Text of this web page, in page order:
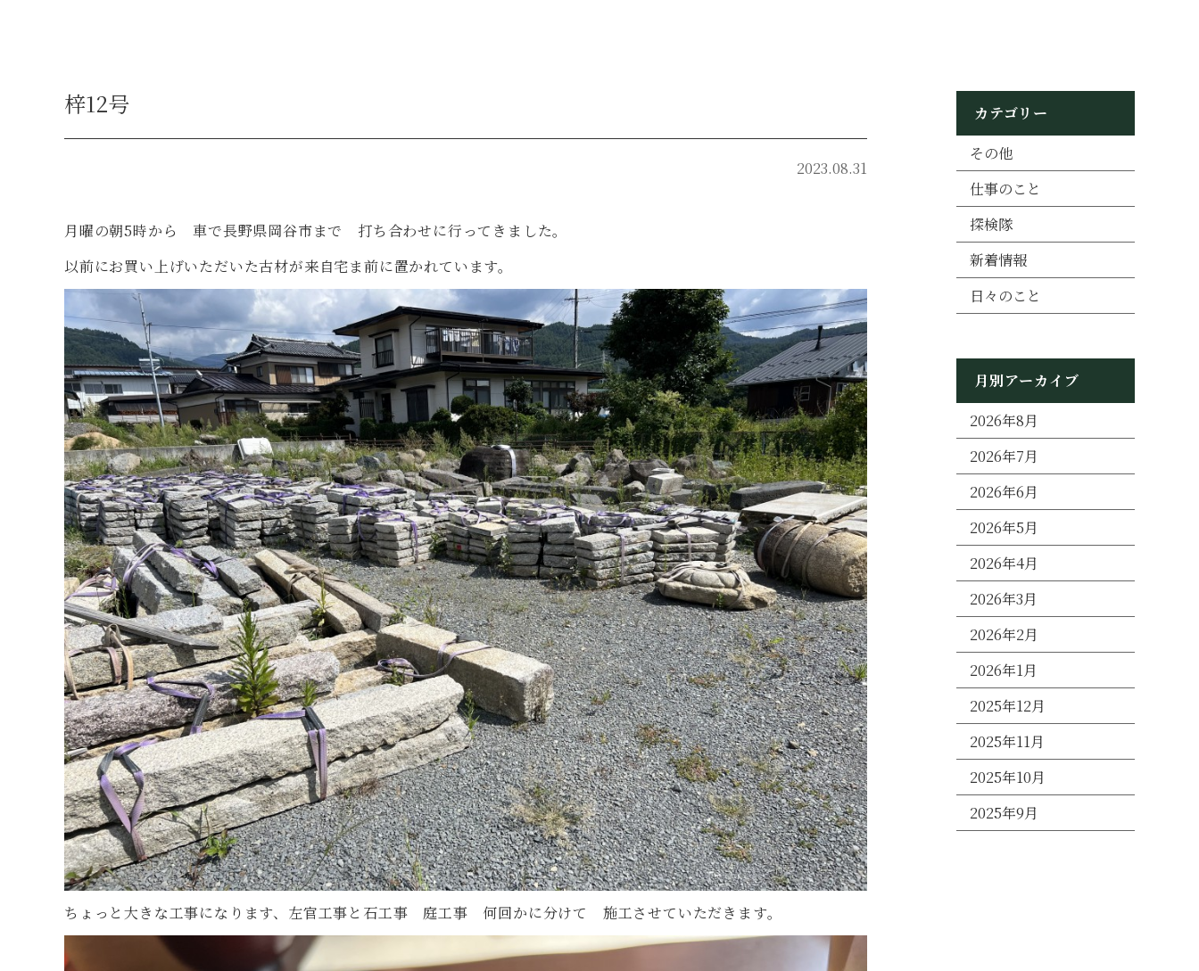
梓12号
2023.08.31
月曜の朝5時から 車で長野県岡谷市まで 打ち合わせに行ってきました。
以前にお買い上げいただいた古材が来自宅ま前に置かれています。
ちょっと大きな工事になります、左官工事と石工事 庭工事 何回かに分けて 施工させていただきます。
カテゴリー
その他
仕事のこと
探検隊
新着情報
日々のこと
月別アーカイブ
2026年8月
2026年7月
2026年6月
2026年5月
2026年4月
2026年3月
2026年2月
2026年1月
2025年12月
2025年11月
2025年10月
2025年9月